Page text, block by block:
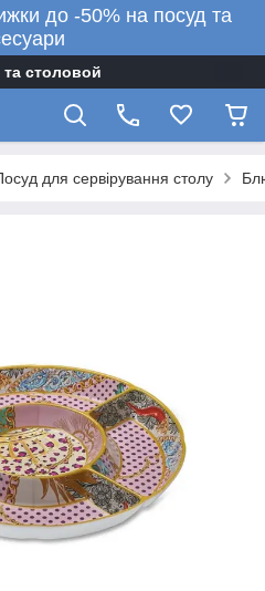
до -50% на посуд та
столовой
для сервірування столу